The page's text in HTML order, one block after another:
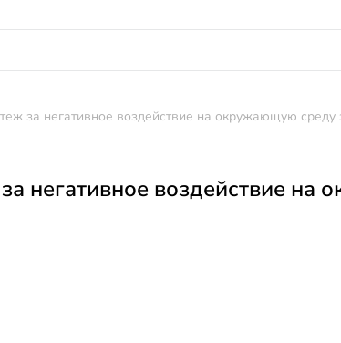
за негативное воздействие на окружающую среду
негативное воздействие на